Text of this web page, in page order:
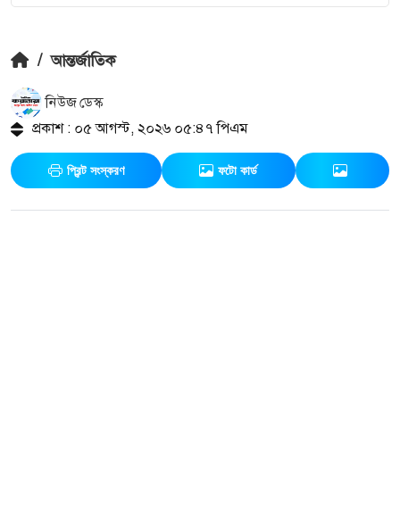
/ আন্তর্জাতিক
নিউজ ডেস্ক
প্রকাশ : ০৫ আগস্ট, ২০২৬ ০৫:৪৭ পিএম
প্রিন্ট সংস্করণ ফটো কার্ড